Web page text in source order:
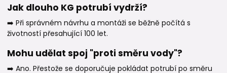
Jak dlouho KG potrubí vydrží?
➡️ Při správném návrhu a montáži se běžně počítá s
životností přesahující 100 let.
Mohu udělat spoj "proti směru vody"?
➡️ Ano. Přestože se doporučuje pokládat potrubí po směru